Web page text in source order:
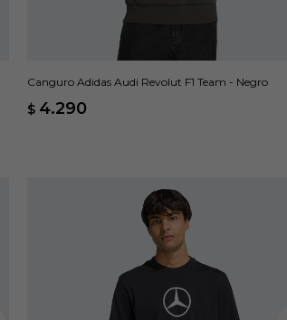
Canguro Adidas Audi Revolut F1 Team - Negro
$ 4.290